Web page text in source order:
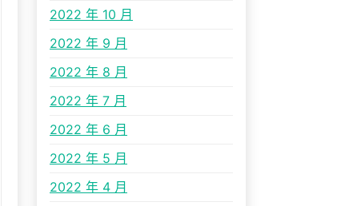
2022 年 10 月
2022 年 9 月
2022 年 8 月
2022 年 7 月
2022 年 6 月
2022 年 5 月
2022 年 4 月